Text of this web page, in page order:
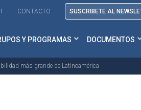
CONTACTO SUSCRIBETE AL
Y PROGRAMAS DOCUMENTOS
más grande de Latinoamérica